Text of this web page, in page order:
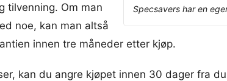
Specsavers har en
tilvenning. Om man
noe, kan man altså
innen tre måneder etter kjøp.
kan du angre kjøpet innen 30 dager fra